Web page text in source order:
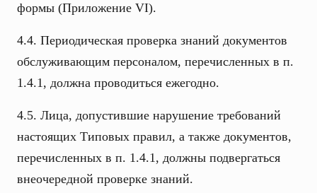
формы (Приложение VI).
4.4. Периодическая проверка знаний документов
обслуживающим персоналом, перечисленных в п.
1.4.1, должна проводиться ежегодно.
4.5. Лица, допустившие нарушение требований
настоящих Типовых правил, а также документов,
перечисленных в п. 1.4.1, должны подвергаться
внеочередной проверке знаний.